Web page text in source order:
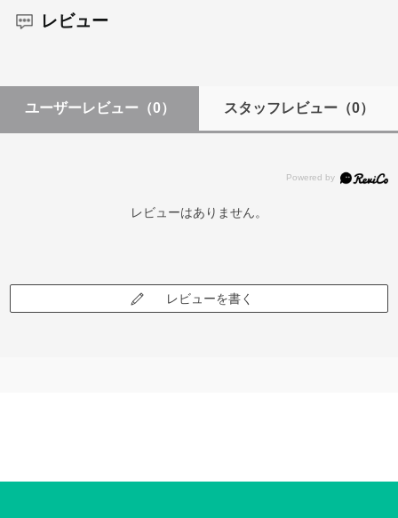
レビュー
ユーザーレビュー （0） スタッフレビュー（0）
レビューはありません。
レビューを書く